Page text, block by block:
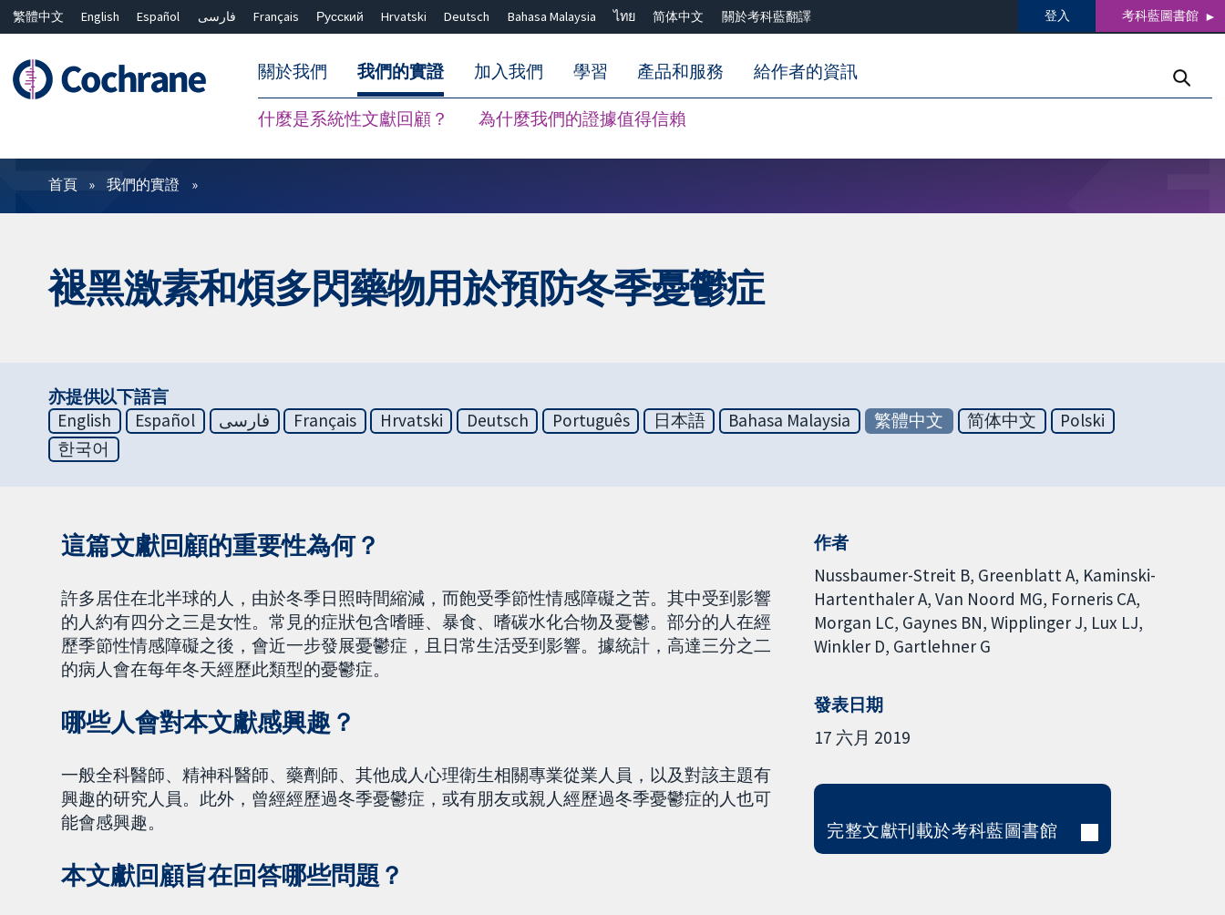
繁體中文 English Español فارسی Français Русский Hrvatski Deutsch Bahasa Malaysia ไทย 简体中文 關於考科藍翻譯 登入 考科藍圖書館
關於我們 我們的實證
什麼是系統性文獻回顧？ 為什麼我們的證據值得信賴
加入我們 學習 產品和服務 給作者的資訊
篩選條件
首頁 我們的實證
褪黑激素和煩多閃藥物用於預防冬季憂鬱症
亦提供以下語言
English
Español فارسی Français Hrvatski Deutsch Português 日本語 Bahasa Malaysia 繁體中文 简体中文
Polski
한국어
這篇文獻回顧的重要性為何？
許多居住在北半球的人，由於冬季日照時間縮減，而飽受季節性情感障礙之苦。其中受到影響
的人約有四分之三是女性。常見的症狀包含嗜睡、暴食、嗜碳水化合物及憂鬱。部分的人在經
歷季節性情感障礙之後，會近一步發展憂鬱症，且日常生活受到影響。據統計，高達三分之二
的病人會在每年冬天經歷此類型的憂鬱症。
哪些人會對本文獻感興趣？
一般全科醫師、精神科醫師、藥劑師、其他成人心理衛生相關專業從業人員，以及對該主題有
興趣的研究人員。此外，曾經經歷過冬季憂鬱症，或有朋友或親人經歷過冬季憂鬱症的人也可
能會感興趣。
本文獻回顧旨在回答哪些問題？
作者
Nussbaumer-Streit B Greenblatt A Kaminski-
Hartenthaler A Van Noord MG Forneris CA
Morgan LC Gaynes BN Wipplinger J Lux LJ
Winkler D Gartlehner G
發表日期
17 六月 2019
完整文獻刊載於考科藍圖書館